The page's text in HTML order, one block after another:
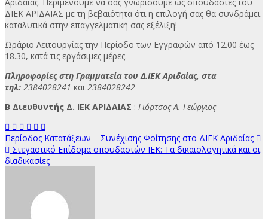
ΔΙΕΚ ΑΡΙΔΑΙΑΣ με τη βεβαιότητα ότι η επιλογή σας θα συνδράμει
καταλυτικά στην επαγγελματική σας εξέλιξη!
Ωράριο Λειτουργίας την Περίοδο των Εγγραφών από 12.00 έως
18.30, κατά τις εργάσιμες μέρες.
Πληροφορίες στη Γραμματεία του Δ.ΙΕΚ Αριδαίας, στα
τηλ: 2384028241 και 2384028242
Β Διευθυντής Δ. ΙΕΚ ΑΡΙΔΑΙΑΣ : Γιόρτσος Α. Γεώργιος
Πλοήγηση
άρθρων
Περίοδος Κατατάξεων – Συνέχισης Φοίτησης στο ΔΙΕΚ Αριδαίας
Στεγαστικό Επίδομα σπουδαστών ΙΕΚ: Τα δικαιολογητικά και οι
διαδικασίες